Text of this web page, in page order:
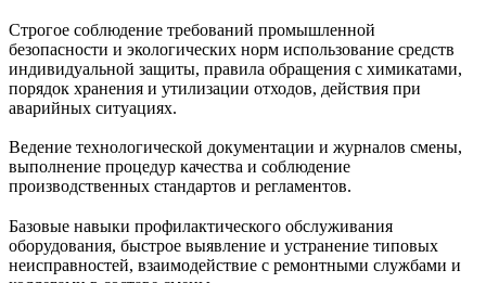
Строгое соблюдение требований промышленной
безопасности и экологических норм использование средств
индивидуальной защиты, правила обращения с химикатами,
порядок хранения и утилизации отходов, действия при
аварийных ситуациях.
Ведение технологической документации и журналов смены,
выполнение процедур качества и соблюдение
производственных стандартов и регламентов.
Базовые навыки профилактического обслуживания
оборудования, быстрое выявление и устранение типовых
неисправностей, взаимодействие с ремонтными службами и